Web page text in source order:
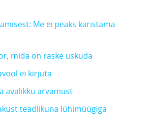
Me ei peaks karistama
mida on raske uskuda
ei kirjuta
avalikku arvamust
teadlikuna lühimüügiga